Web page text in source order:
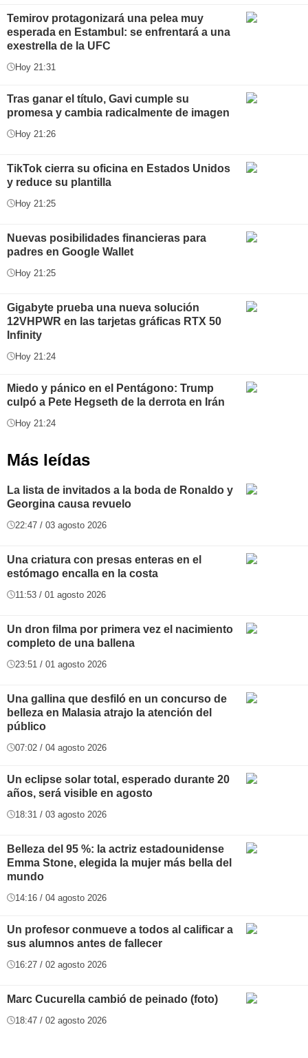
Temirov protagonizará una pelea muy
esperada en Estambul: se enfrentará a una
exestrella de la UFC
Hoy 21:31
Tras ganar el título, Gavi cumple su
promesa y cambia radicalmente de imagen
Hoy 21:26
TikTok cierra su oficina en Estados Unidos
y reduce su plantilla
Hoy 21:25
Nuevas posibilidades financieras para
padres en Google Wallet
Hoy 21:25
Gigabyte prueba una nueva solución
12VHPWR en las tarjetas gráficas RTX 50
Infinity
Hoy 21:24
Miedo y pánico en el Pentágono: Trump
culpó a Pete Hegseth de la derrota en Irán
Hoy 21:24
Más leídas
La lista de invitados a la boda de Ronaldo y
Georgina causa revuelo
22:47 / 03 agosto 2026
Una criatura con presas enteras en el
estómago encalla en la costa
11:53 / 01 agosto 2026
Un dron filma por primera vez el nacimiento
completo de una ballena
23:51 / 01 agosto 2026
Una gallina que desfiló en un concurso de
belleza en Malasia atrajo la atención del
público
07:02 / 04 agosto 2026
Un eclipse solar total, esperado durante 20
años, será visible en agosto
18:31 / 03 agosto 2026
Belleza del 95 %: la actriz estadounidense
Emma Stone, elegida la mujer más bella del
mundo
14:16 / 04 agosto 2026
Un profesor conmueve a todos al calificar a
sus alumnos antes de fallecer
16:27 / 02 agosto 2026
Marc Cucurella cambió de peinado (foto)
18:47 / 02 agosto 2026